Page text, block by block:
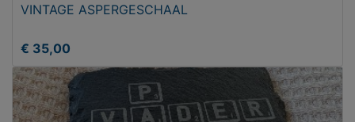
VINTAGE ASPERGESCHAAL
€ 35,00